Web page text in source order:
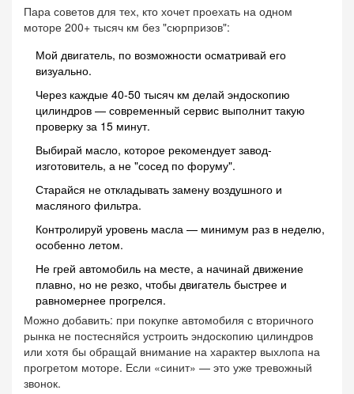
Пара советов для тех, кто хочет проехать на одном
моторе 200+ тысяч км без "сюрпризов":
Мой двигатель, по возможности осматривай его
визуально.
Через каждые 40-50 тысяч км делай эндоскопию
цилиндров — современный сервис выполнит такую
проверку за 15 минут.
Выбирай масло, которое рекомендует завод-
изготовитель, а не "сосед по форуму".
Старайся не откладывать замену воздушного и
масляного фильтра.
Контролируй уровень масла — минимум раз в неделю,
особенно летом.
Не грей автомобиль на месте, а начинай движение
плавно, но не резко, чтобы двигатель быстрее и
равномернее прогрелся.
Можно добавить: при покупке автомобиля с вторичного
рынка не постесняйся устроить эндоскопию цилиндров
или хотя бы обращай внимание на характер выхлопа на
прогретом моторе. Если «синит» — это уже тревожный
звонок.